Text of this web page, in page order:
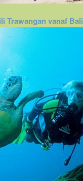
Trawangan vanaf Bali